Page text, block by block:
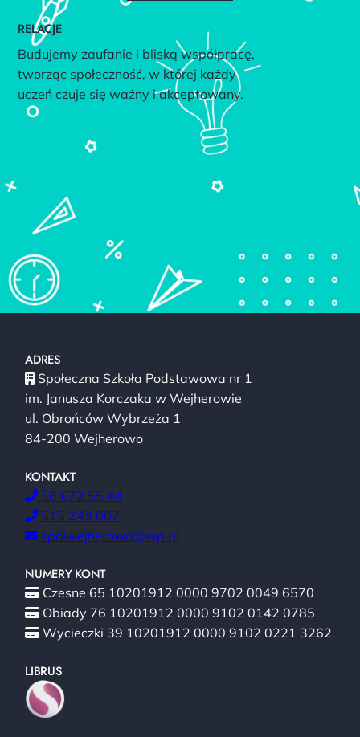
RELACJE
Budujemy zaufanie i bliską współpracę,
tworząc społeczność, w której każdy
uczeń czuje się ważny i akceptowany.
o dobrostan uczniów, łącząc naukę z radością
ADRES
Społeczna Szkoła Podstawowa nr 1
im. Janusza Korczaka w Wejherowie
ul. Obrońców Wybrzeża 1
84-200 Wejherowo
KONTAKT
58 672 55 44
515 243 667
spolwejherowo@wp.pl
NUMERY KONT
Czesne 65 10201912 0000 9702 0049 6570
Obiady 76 10201912 0000 9102 0142 0785
Wycieczki 39 10201912 0000 9102 0221 3262
LIBRUS